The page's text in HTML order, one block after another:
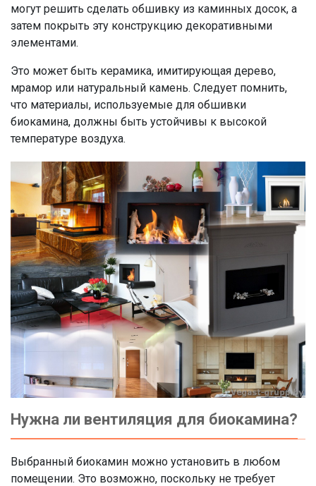
могут решить сделать обшивку из каминных досок, а
затем покрыть эту конструкцию декоративными
элементами.
Это может быть керамика, имитирующая дерево,
мрамор или натуральный камень. Следует помнить,
что материалы, используемые для обшивки
биокамина, должны быть устойчивы к высокой
температуре воздуха.
Нужна ли вентиляция для биокамина?
Выбранный биокамин можно установить в любом
помещении. Это возможно, поскольку не требует